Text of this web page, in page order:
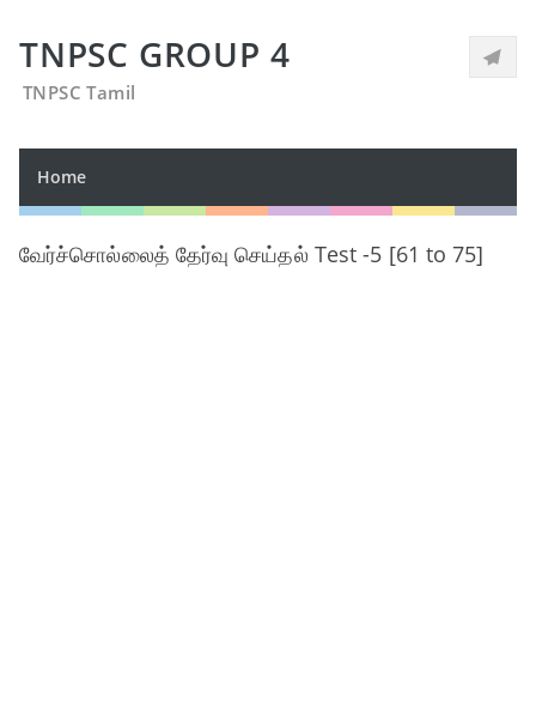
TNPSC GROUP 4
TNPSC Tamil
Home
வேர்ச்சொல்லைத் தேர்வு செய்தல் Test -5 [61 to 75]